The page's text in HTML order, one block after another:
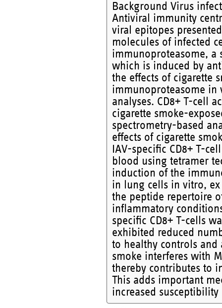
Background Virus
Antiviral immunity
viral epitopes
molecules of infected
immunoproteasome, a
which is induced by
the effects of cigarette
immunoproteasome in
analyses. CD8+ T-cell
cigarette smoke-
spectrometry-based
effects of cigarette
IAV-specific CD8+ T-
blood using tetramer
induction of the
in lung cells in vitro,
the peptide repertoire
inflammatory
specific CD8+ T-cells
exhibited reduced
to healthy controls and
smoke interferes with
thereby contributes to
This adds important
increased